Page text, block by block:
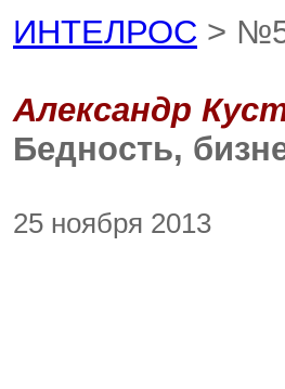
ИНТЕЛРОС >
Александр
Бедность,
25 ноября 2013